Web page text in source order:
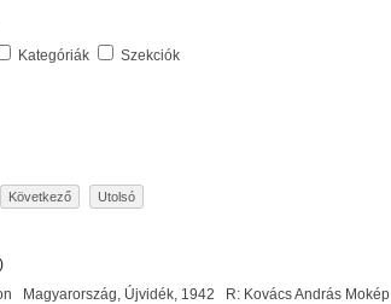
Kategóriák Szekciók
Következő Utolsó
Magyarország, Újvidék, 1942 R: Kovács András Mokép